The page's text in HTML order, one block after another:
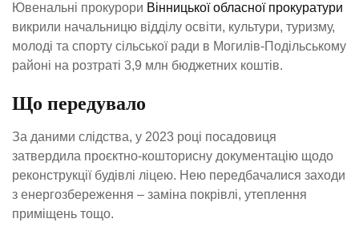
Ювенальні прокурори Вінницької обласної прокуратури
викрили начальницю відділу освіти, культури, туризму,
молоді та спорту сільської ради в Могилів-Подільському
районі на розтраті 3,9 млн бюджетних коштів.
Що передувало
За даними слідства, у 2023 році посадовиця
затвердила проєктно-кошторисну документацію щодо
реконструкції будівлі ліцею. Нею передбачалися заходи
з енергозбереження – заміна покрівлі, утеплення
приміщень тощо.